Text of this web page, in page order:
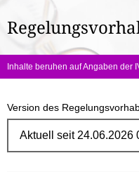
hier:
Inhalte beruhen auf Angaben der
Version des